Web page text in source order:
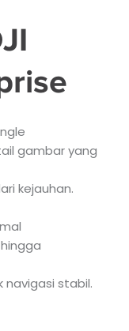
gambar yang
kejauhan.
navigasi stabil.